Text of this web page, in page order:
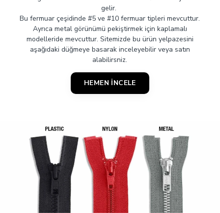
gelir.
Bu fermuar çeşidinde #5 ve #10 fermuar tipleri mevcuttur.
Ayrıca metal görünümü pekiştirmek için kaplamalı
modelleride mevcuttur. Sitemizde bu ürün yelpazesini
aşağıdaki düğmeye basarak inceleyebilir veya satın
alabilirsniz.
HEMEN İNCELE